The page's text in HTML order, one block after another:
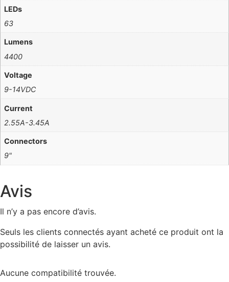
LEDs
63
Lumens
4400
Voltage
9-14VDC
Current
2.55A-3.45A
Connectors
9"
Avis
Il n’y a pas encore d’avis.
Seuls les clients connectés ayant acheté ce produit ont la
possibilité de laisser un avis.
Aucune compatibilité trouvée.